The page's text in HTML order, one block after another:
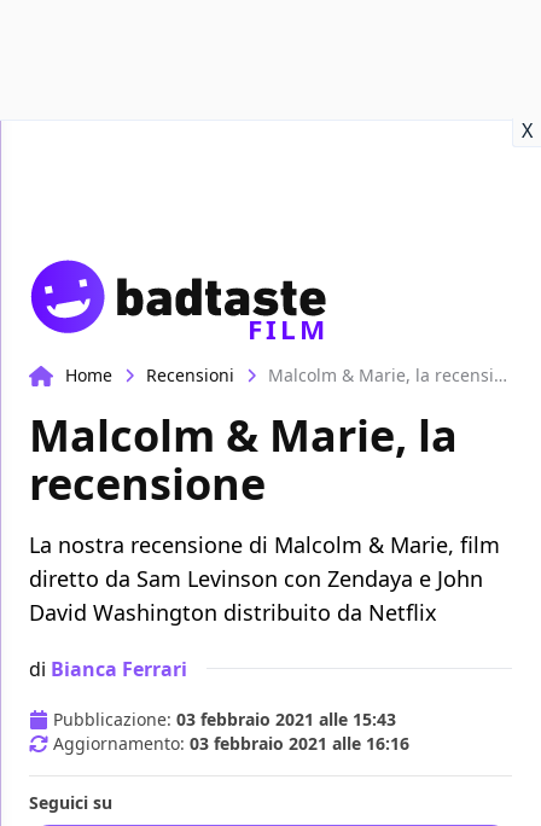
X
FILM
Home Recensioni Malcolm & Marie, la recensione
Malcolm & Marie, la
recensione
La nostra recensione di Malcolm & Marie, film
diretto da Sam Levinson con Zendaya e John
David Washington distribuito da Netflix
di Bianca Ferrari
Pubblicazione: 03 febbraio 2021 alle 15:43
Aggiornamento: 03 febbraio 2021 alle 16:16
Seguici su